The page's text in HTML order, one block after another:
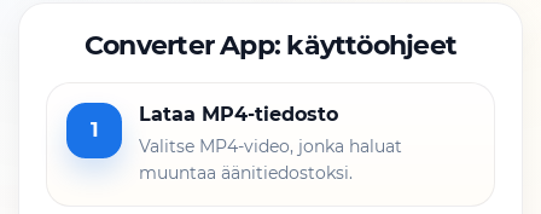
Converter App: käyttöohjeet
1
Lataa MP4-tiedosto
Valitse MP4-video, jonka haluat
muuntaa äänitiedostoksi.